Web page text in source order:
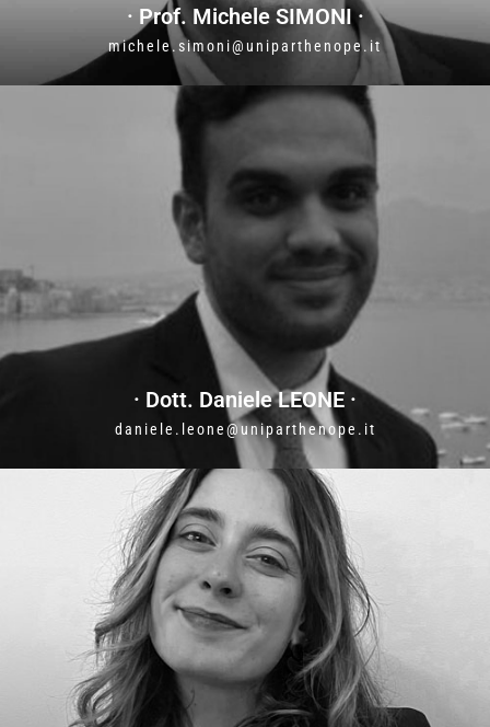
· Prof. Michele SIMONI ·
michele.simoni@uniparthenope.it
· Dott. Daniele LEONE ·
daniele.leone@uniparthenope.it